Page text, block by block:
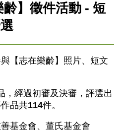
】徵件活動 - 短
【志在樂齡】照片、短文
，經過初審及決審，評選出
品共114件。
基金會、董氏基金會